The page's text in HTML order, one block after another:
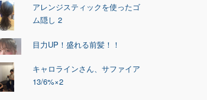
アレンジスティックを使ったゴ
ム隠し 2
目力UP！盛れる前髪！！
キャロラインさん、サファイア
13/6%×2